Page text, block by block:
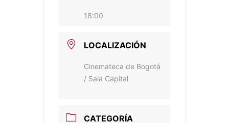
18:00
LOCALIZACIÓN
Cinemateca de Bogotá
/ Sala Capital
CATEGORÍA